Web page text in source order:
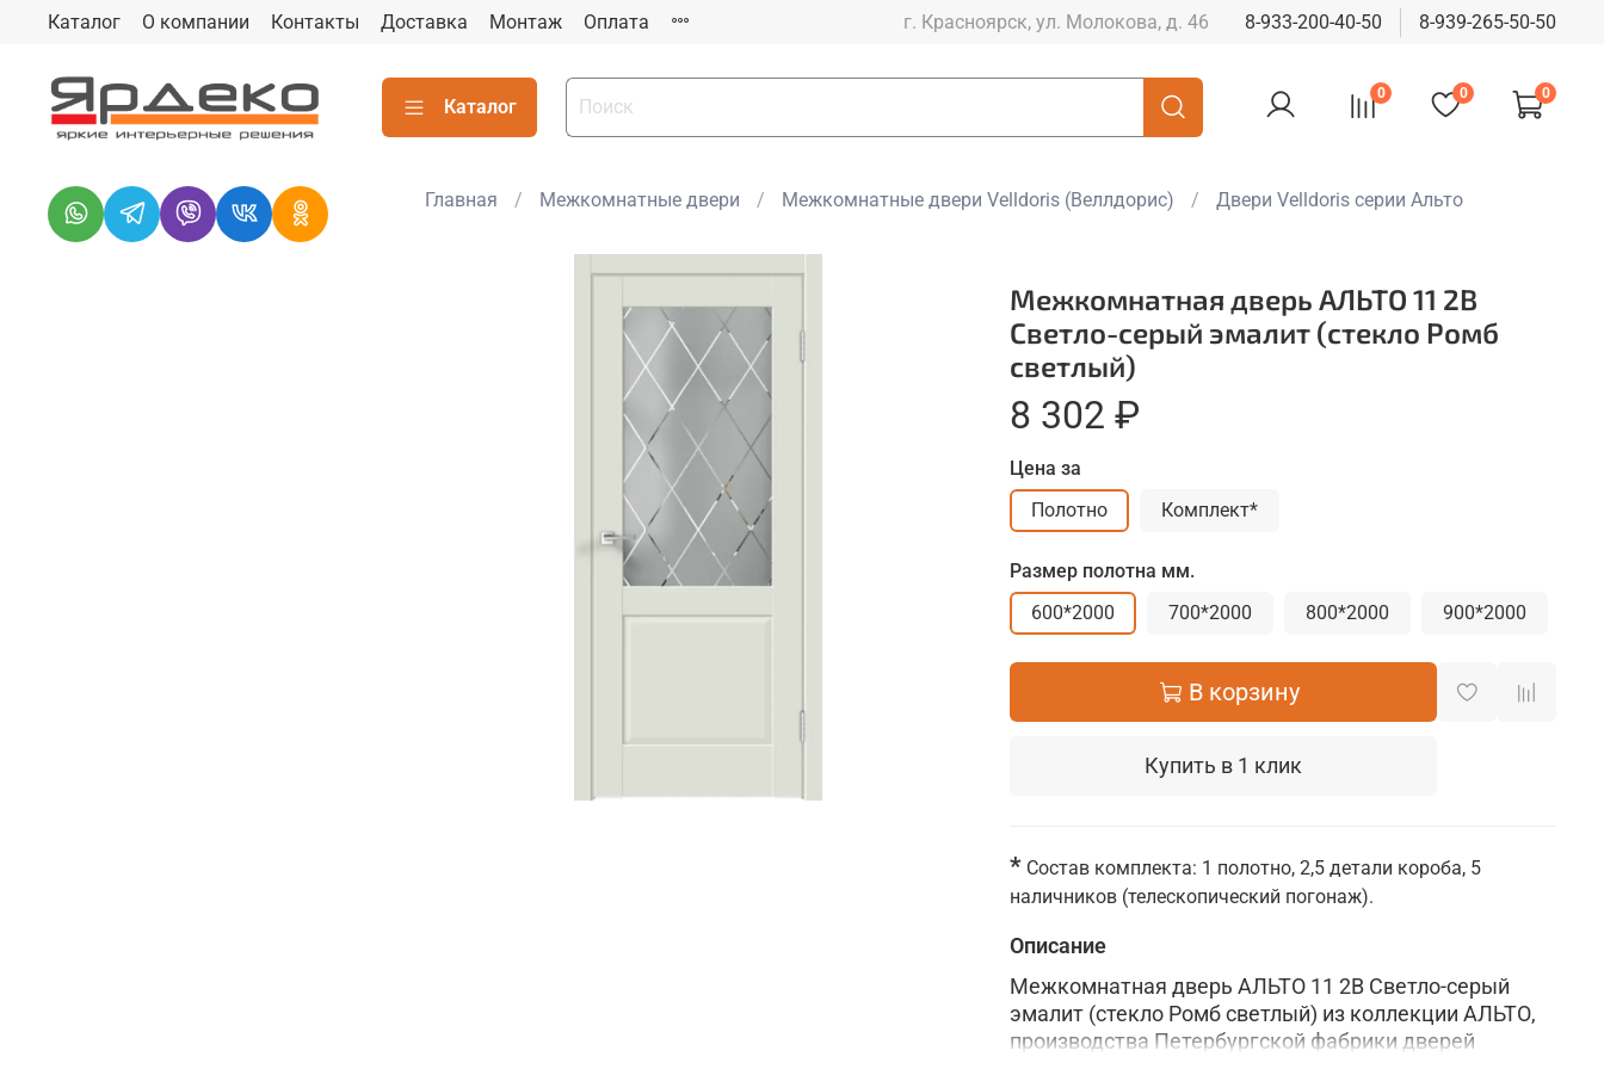
Каталог О компании Контакты Доставка Монтаж Оплата г. Красноярск, ул. Молокова, д. 46 8-933-200-40-50 8-939-265-50-50
Каталог
0 0 0
Главная Межкомнатные двери Межкомнатные двери Velldoris (Веллдорис) Двери Velldoris серии Альто
Межкомнатная дверь АЛЬТО 11 2В
Светло-серый эмалит (стекло Ромб
светлый)
8 302 ₽
Цена за
Полотно
Комплект*
Размер полотна мм.
600*2000
700*2000 800*2000 900*2000
В корзину
Купить в 1 клик
* Состав комплекта: 1 полотно, 2,5 детали короба, 5
наличников (телескопический погонаж).
Описание
Межкомнатная дверь АЛЬТО 11 2В Светло-серый
эмалит (стекло Ромб светлый) из коллекции АЛЬТО,
производства Петербургской фабрики дверей